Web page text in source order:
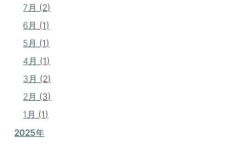
7月 (2)
6月 (1)
5月 (1)
4月 (1)
3月 (2)
2月 (3)
1月 (1)
2025年